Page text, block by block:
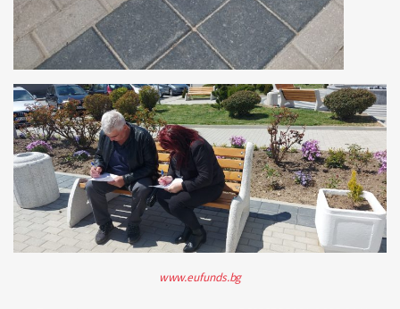
www.eufunds.bg